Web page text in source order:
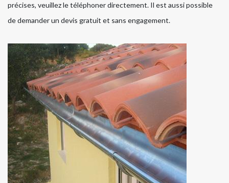
précises, veuillez le téléphoner directement. Il est aussi possible
de demander un devis gratuit et sans engagement.